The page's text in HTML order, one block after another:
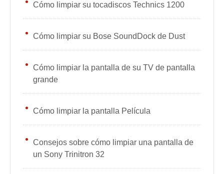
Cómo limpiar su tocadiscos Technics 1200
Cómo limpiar su Bose SoundDock de Dust
Cómo limpiar la pantalla de su TV de pantalla
grande
Cómo limpiar la pantalla Película
Consejos sobre cómo limpiar una pantalla de
un Sony Trinitron 32